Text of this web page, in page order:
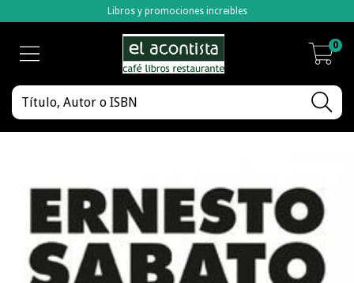
Libros y promociones increibles
0